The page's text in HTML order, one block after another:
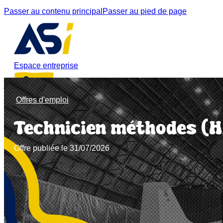
Passer au contenu principalPasser au pied de page
Espace entreprise
Nous contacter
Accueil
Qui sommes-nous
Offres d'emploi
Blog
Offres d'emploi
Technicien méthodes
Offre publiée le 31/07/2026